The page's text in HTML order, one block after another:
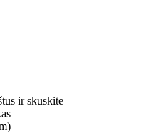
ir skuskite